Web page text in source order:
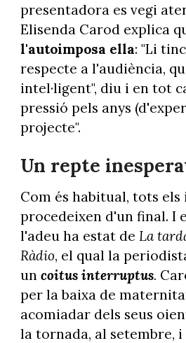
presentadora es vegi
Elisenda Carod explica
l'autoimposa ella: "Li
respecte a l'audiència,
intel·ligent", diu i en tot
pressió pels anys
projecte".
Un repte
Com és habitual, tots els
procedeixen d'un final. I
l'adeu ha estat de La
Ràdio, el qual la
un coitus interruptus.
per la baixa de
acomiadar dels seus
la tornada, al setembre,